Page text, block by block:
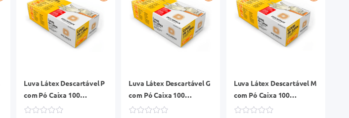
Luva Látex Descartável P
com Pó Caixa 100
Unidades
Luva Látex Descartável G
com Pó Caixa 100
Unidades
Luva Látex Descartável M
com Pó Caixa 100
Unidades